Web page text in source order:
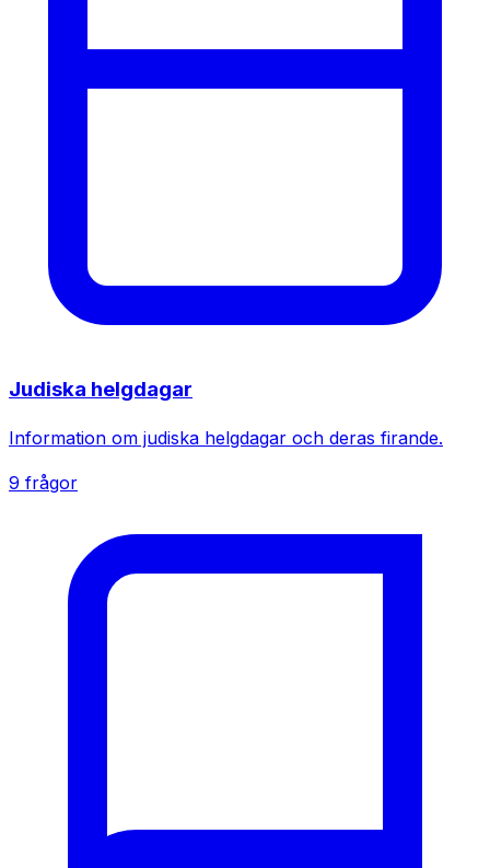
Judiska helgdagar
Information om judiska helgdagar och deras firande.
9 frågor